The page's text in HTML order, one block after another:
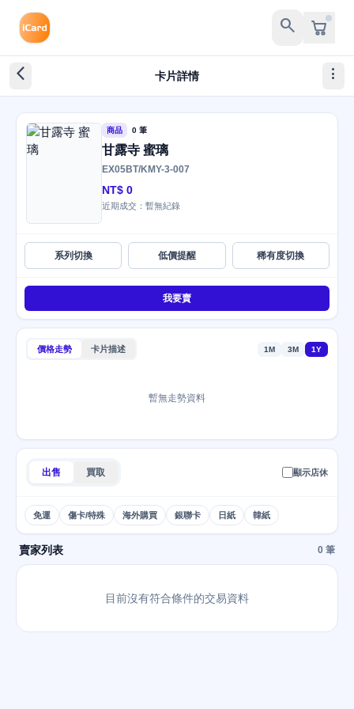
search
arrow_back_ios_new 卡片詳情 more_vert
商品 0 筆
甘露寺 蜜璃
EX05BT/KMY-3-007
NT$ 0
近期成交：暫無紀錄
系列切換 低價提醒 稀有度切換
我要賣
價格走勢 卡片描述 1M 3M 1Y
暫無走勢資料
出售 買取 顯示店休
免運 傷卡/特殊 海外購買 銀聯卡 日紙 韓紙
賣家列表 0 筆
目前沒有符合條件的交易資料